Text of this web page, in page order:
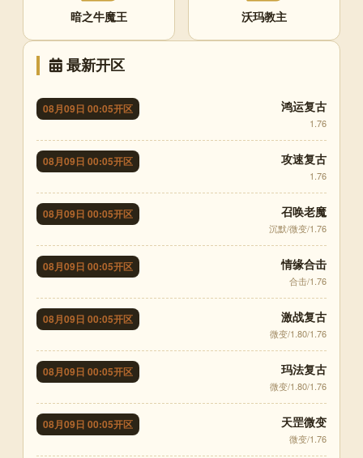
暗之牛魔王 沃玛教主
最新开区
08月09日 00:05开区 鸿运复古
1.76
08月09日 00:05开区 攻速复古
1.76
08月09日 00:05开区 召唤老魔
沉默/微变/1.76
08月09日 00:05开区 情缘合击
合击/1.76
08月09日 00:05开区 激战复古
微变/1.80/1.76
08月09日 00:05开区 玛法复古
微变/1.80/1.76
08月09日 00:05开区 天罡微变
微变/1.76